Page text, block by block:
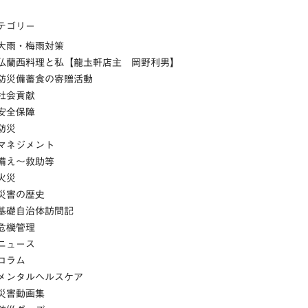
ゴリー
雨・梅雨対策
蘭西料理と私【龍圡軒店主 岡野利男】
災備蓄食の寄贈活動
会貢献
全保障
災
ネジメント
え～救助等
災
害の歴史
礎自治体訪問記
機管理
ュース
ラム
ンタルヘルスケア
害動画集